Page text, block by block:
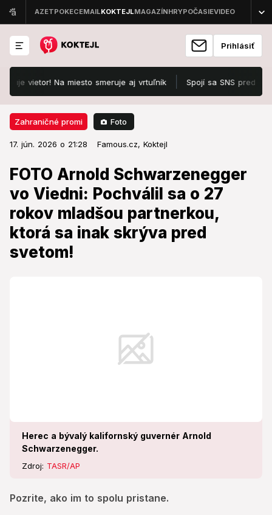
Prihlásiť
vietor! Na miesto smeruje aj vrtuľník Spojí sa SNS pred voľbami
Zahraničné promi Foto
17. jún. 2026 o 21:28 Famous.cz, Koktejl
FOTO Arnold Schwarzenegger
vo Viedni: Pochválil sa o 27
rokov mladšou partnerkou,
ktorá sa inak skrýva pred
svetom!
Herec a bývalý kalifornský guvernér Arnold
Schwarzenegger.
Zdroj: TASR/AP
Pozrite, ako im to spolu pristane.
Zahraničné promi 17. jún. 2026 o 21:28
FOTO Arnold Schwarzenegger vo
Viedni: Pochválil sa o 27 rokov
mladšou partnerkou, ktorá sa inak
skrýva pred svetom!
Pozrite, ako im to spolu pristane.